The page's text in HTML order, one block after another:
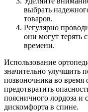
выбрать
товаров.
Регулярно
они могут терять
времени.
Использование
значительно улучшить
позвоночника во
предотвратить
поясничного лордоза и
дискомфорта в спине.